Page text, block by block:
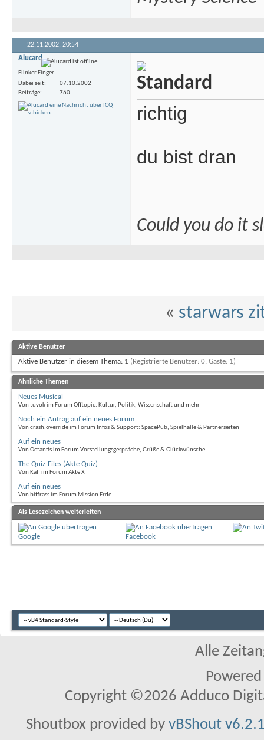
22.11.2002, 20:54
Alucard
Flinker Finger
Dabei seit
07.10.2002
Beiträge
760
richtig
du bist dran
Could you do it
« starwars
Aktive Benutzer
Aktive Benutzer in diesem Thema: 1 (Registrierte Benutzer: 0, Gäste: 1)
Ähnliche Themen
Neues Musical
Von tuvok im Forum Offtopic: Kultur, Politik, Wissenschaft und mehr
Noch ein Antrag auf ein neues Forum
Von crash.override im Forum Infos & Support: SpacePub, Spielhalle & Partnerseiten
Auf ein neues
Von Octantis im Forum Vorstellungsgespräche, Grüße & Glückwünsche
The Quiz-Files (Akte Quiz)
Von Kaff im Forum Akte X
Auf ein neues
Von bitfrass im Forum Mission Erde
Als Lesezeichen weiterleiten
Google Facebook
Alle
Copyright ©2026 Adduco
Shoutbox provided by vBShout